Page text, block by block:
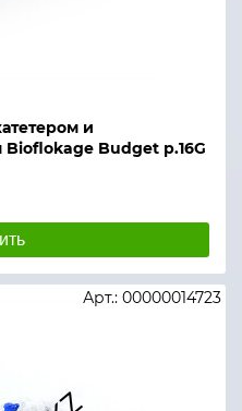
и
Budget р.16G
Арт.: 00000014723